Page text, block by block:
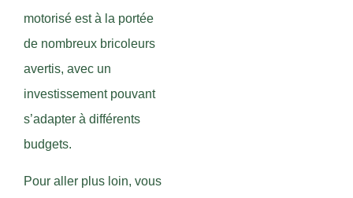
motorisé est à la portée
de nombreux bricoleurs
avertis, avec un
investissement pouvant
s’adapter à différents
budgets.
Pour aller plus loin, vous